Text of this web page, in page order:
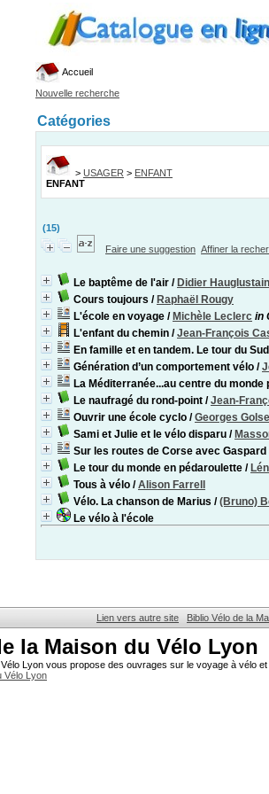
Accueil
Nouvelle recherche
Catégories
> USAGER > ENFANT
ENFANT
(15)
Faire une suggestion Affiner la
Le baptême de l'air / Didier
Cours toujours / Raphaël Rougy
L'école en voyage / Michèle Leclerc in
L'enfant du chemin /Jean-François
En famille et en tandem. Le tour du
Génération d’un comportement vélo /
La Méditerranée...au centre du monde
Le naufragé du rond-point /Jean-
Ouvrir une école cyclo /Georges Golse
Sami et Julie et le vélo disparu /
Sur les routes de Corse avec Gaspard
Le tour du monde en pédaroulette /
Tous à vélo /Alison Farrell
Vélo. La chanson de Marius /(Bruno)
Le vélo à l'école
Lien vers autre site Biblio Vélo de la
la Maison du Vélo Lyon
Lyon vous propose des ouvrages sur le voyage à vélo
Vélo Lyon